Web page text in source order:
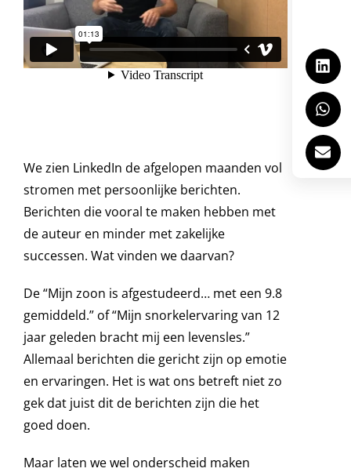
We zien LinkedIn de afgelopen maanden vol
stromen met persoonlijke berichten.
Berichten die vooral te maken hebben met
de auteur en minder met zakelijke
successen. Wat vinden we daarvan?
De “Mijn zoon is afgestudeerd… met een 9.8
gemiddeld.” of “Mijn snorkelervaring van 12
jaar geleden bracht mij een levensles.”
Allemaal berichten die gericht zijn op emotie
en ervaringen. Het is wat ons betreft niet zo
gek dat juist dit de berichten zijn die het
goed doen.
Maar laten we wel onderscheid maken